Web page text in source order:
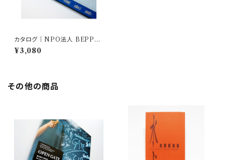
カタログ｜NPO法人 BEPPU
PROJECT｜混浴温泉世界20
09
¥3,080
その他の商品